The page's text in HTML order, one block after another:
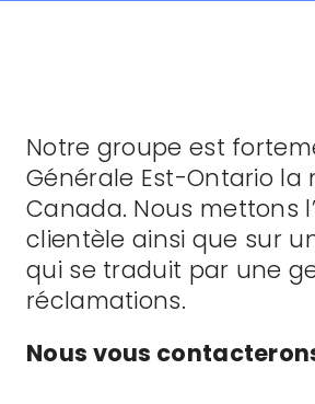
Notre groupe est
Générale Est-Ontario
Canada. Nous mettons
clientèle ainsi que sur
qui se traduit par une
réclamations.
Nous vous